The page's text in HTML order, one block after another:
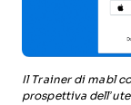
Il Trainer di mabl
prospettiva